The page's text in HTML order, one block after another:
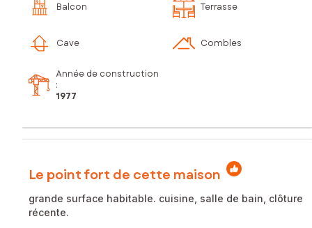
Balcon Terrasse
Cave Combles
Année de construction
:
1977
Le point fort de cette maison
grande surface habitable. cuisine, salle de bain, clôture
récente.